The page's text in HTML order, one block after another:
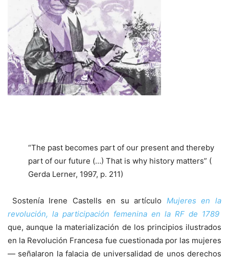
“The past becomes part of our present and thereby
part of our future (…) That is why history matters” (
Gerda Lerner, 1997, p. 211)
Sostenía Irene Castells en su artículo Mujeres en la
revolución, la participación femenina en la RF de 1789
que, aunque la materialización de los principios ilustrados
en la Revolución Francesa fue cuestionada por las mujeres
— señalaron la falacia de universalidad de unos derechos